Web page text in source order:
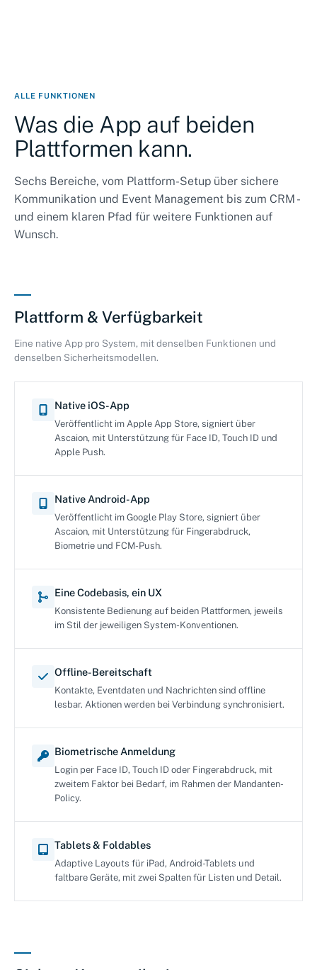
ALLE FUNKTIONEN
Was die App auf beiden
Plattformen kann.
Sechs Bereiche, vom Plattform-Setup über sichere
Kommunikation und Event Management bis zum CRM -
und einem klaren Pfad für weitere Funktionen auf
Wunsch.
Plattform & Verfügbarkeit
Eine native App pro System, mit denselben Funktionen und
denselben Sicherheitsmodellen.
Native iOS-App
Veröffentlicht im Apple App Store, signiert über
Ascaion, mit Unterstützung für Face ID, Touch ID und
Apple Push.
Native Android-App
Veröffentlicht im Google Play Store, signiert über
Ascaion, mit Unterstützung für Fingerabdruck,
Biometrie und FCM-Push.
Eine Codebasis, ein UX
Konsistente Bedienung auf beiden Plattformen, jeweils
im Stil der jeweiligen System-Konventionen.
Offline-Bereitschaft
Kontakte, Eventdaten und Nachrichten sind offline
lesbar. Aktionen werden bei Verbindung synchronisiert.
Biometrische Anmeldung
Login per Face ID, Touch ID oder Fingerabdruck, mit
zweitem Faktor bei Bedarf, im Rahmen der Mandanten-
Policy.
Tablets & Foldables
Adaptive Layouts für iPad, Android-Tablets und
faltbare Geräte, mit zwei Spalten für Listen und Detail.